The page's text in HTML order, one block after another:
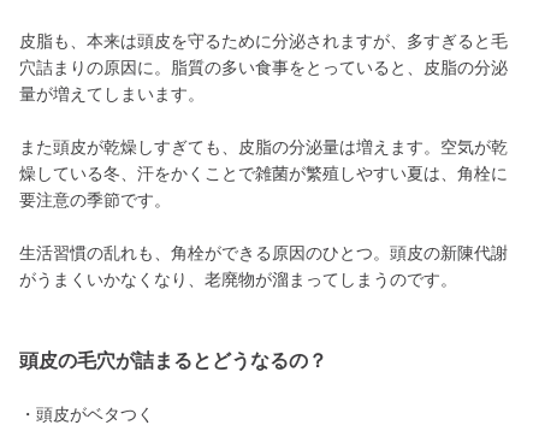
皮脂も、本来は頭皮を守るために分泌されますが、多すぎると毛
穴詰まりの原因に。脂質の多い食事をとっていると、皮脂の分泌
量が増えてしまいます。
また頭皮が乾燥しすぎても、皮脂の分泌量は増えます。空気が乾
燥している冬、汗をかくことで雑菌が繁殖しやすい夏は、角栓に
要注意の季節です。
生活習慣の乱れも、角栓ができる原因のひとつ。頭皮の新陳代謝
がうまくいかなくなり、老廃物が溜まってしまうのです。
頭皮の毛穴が詰まるとどうなるの？
・頭皮がベタつく